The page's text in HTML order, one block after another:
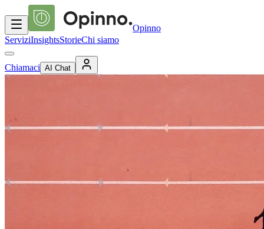
Opinno
ServiziInsightsStorieChi siamo
Chiamaci AI Chat